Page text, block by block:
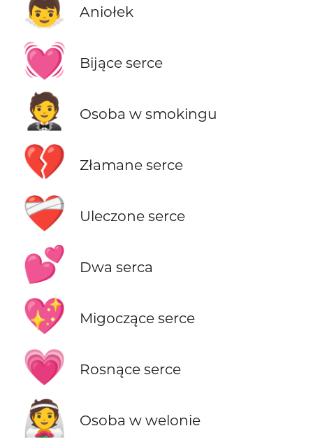
👼 Aniołek
💓 Bijące serce
🤵 Osoba w smokingu
💔 Złamane serce
❤️‍🩹 Uleczone serce
💕 Dwa serca
💖 Migoczące serce
💗 Rosnące serce
👰 Osoba w welonie